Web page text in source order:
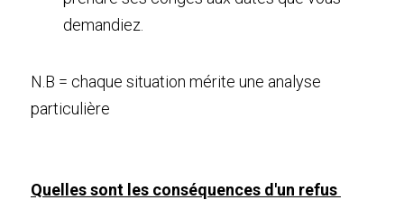
demandiez.
N.B = chaque situation mérite une analyse
particulière
Quelles sont les conséquences d'un refus